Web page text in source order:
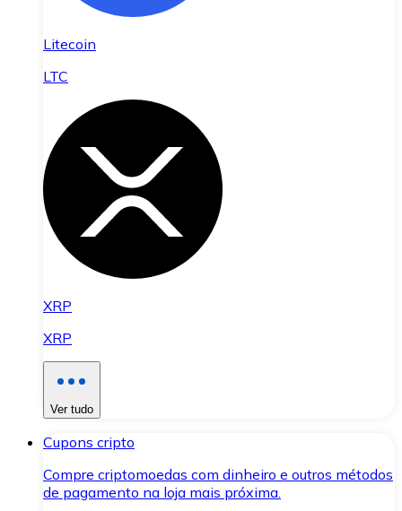
Litecoin
LTC
XRP
XRP
Ver tudo
Cupons cripto
Compre criptomoedas com dinheiro e outros métodos
de pagamento na loja mais próxima.